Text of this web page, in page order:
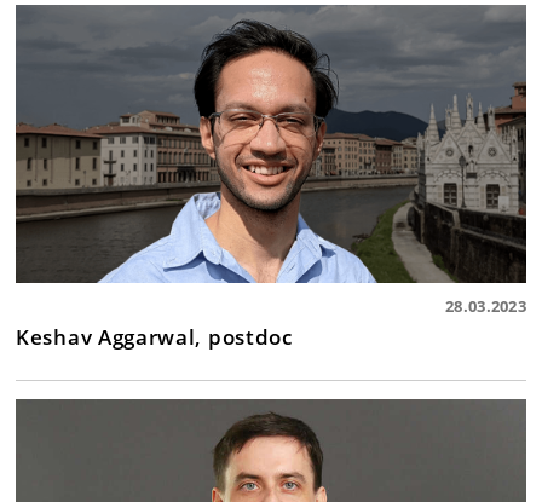
28.03.2023
Keshav Aggarwal, postdoc